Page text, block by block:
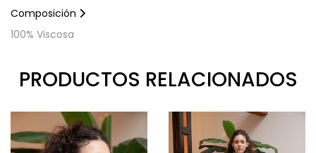
Composición
100% Viscosa
PRODUCTOS RELACIONADOS